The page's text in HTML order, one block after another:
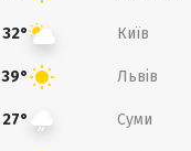
32° Київ
39° Львів
27° Суми